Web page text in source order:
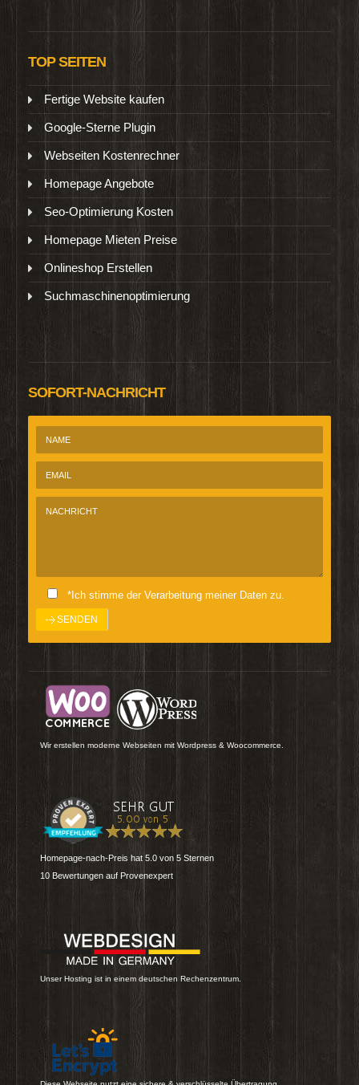
TOP SEITEN
Fertige Website kaufen
Google-Sterne Plugin
Webseiten Kostenrechner
Homepage Angebote
Seo-Optimierung Kosten
Homepage Mieten Preise
Onlineshop Erstellen
Suchmaschinenoptimierung
SOFORT-NACHRICHT
*Ich stimme der Verarbeitung meiner Daten zu.
Wir erstellen moderne Webseiten mit Wordpress & Woocommerce.
Homepage-nach-Preis hat 5.0 von 5 Sternen
10 Bewertungen auf Provenexpert
Unser Hosting ist in einem deutschen Rechenzentrum.